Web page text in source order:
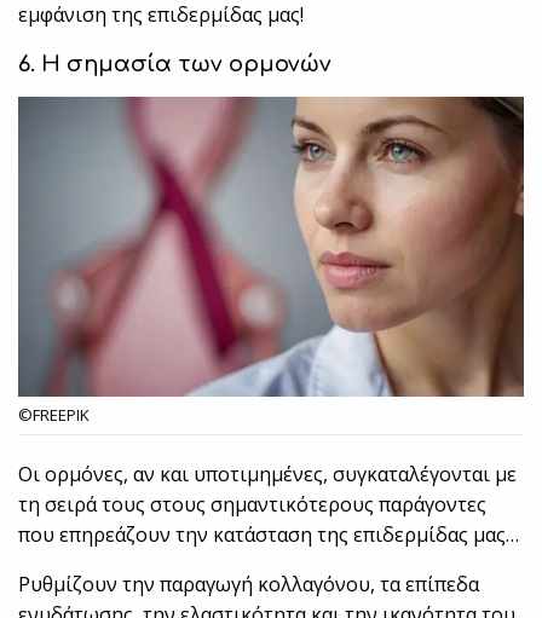
εμφάνιση της επιδερμίδας μας!
6. Η σημασία των ορμονών
©FREEPIK
Οι ορμόνες, αν και υποτιμημένες, συγκαταλέγονται με
τη σειρά τους στους σημαντικότερους παράγοντες
που επηρεάζουν την κατάσταση της επιδερμίδας μας…
Ρυθμίζουν την παραγωγή κολλαγόνου, τα επίπεδα